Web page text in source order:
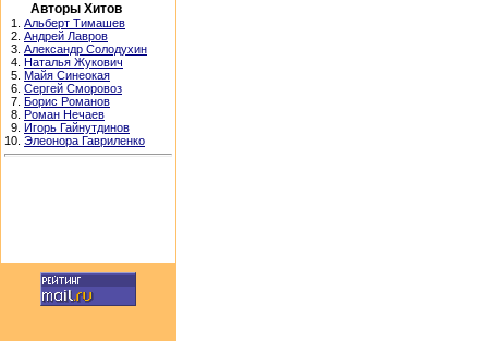
Авторы Хитов
1. Альберт Тимашев
2. Андрей Лавров
3. Александр Солодухин
4. Наталья Жукович
5. Майя Синеокая
6. Сергей Сморовоз
7. Борис Романов
8. Роман Нечаев
9. Игорь Гайнутдинов
10. Элеонора Гавриленко